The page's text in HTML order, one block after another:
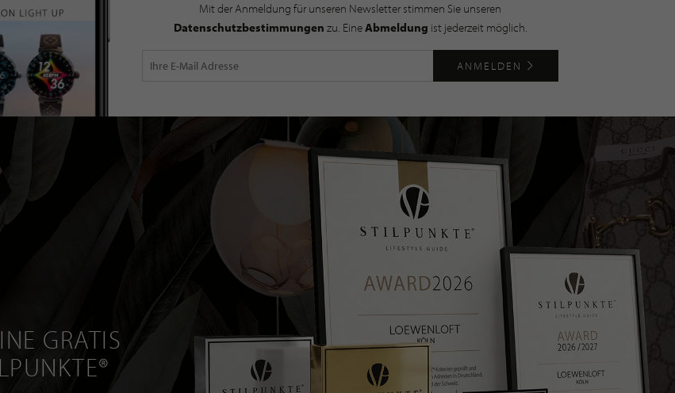
Mit der Anmeldung für unseren Newsletter stimmen Sie unseren
Datenschutzbestimmungen zu. EineAbmeldung ist jederzeit möglich.
ANMELDEN
GRATIS